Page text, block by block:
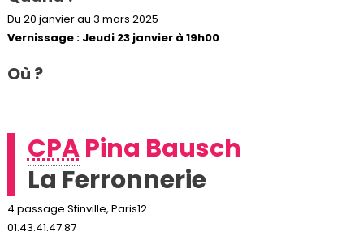
Du 20 janvier au 3 mars 2025
Vernissage : Jeudi 23 janvier à 19h00
Où ?
CPAPina Bausch
La Ferronnerie
4 passage Stinville, Paris12
01.43.41.47.87